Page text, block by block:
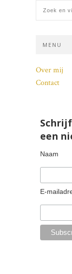
MENU
Over mij
Contact
een
Naam
E-